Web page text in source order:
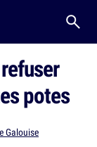
potes
Galouise